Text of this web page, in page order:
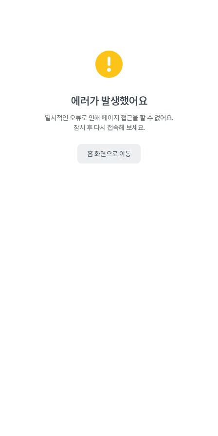
에러가 발생했어요
일시적인 오류로 인해 페이지 접근을 할 수 없어요.
잠시 후 다시 접속해 보세요.
홈 화면으로 이동